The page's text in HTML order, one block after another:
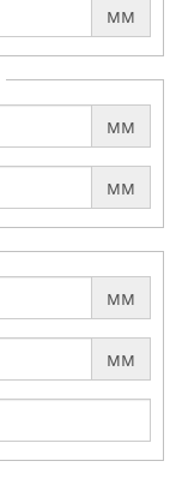
мм
мм
мм
мм
мм